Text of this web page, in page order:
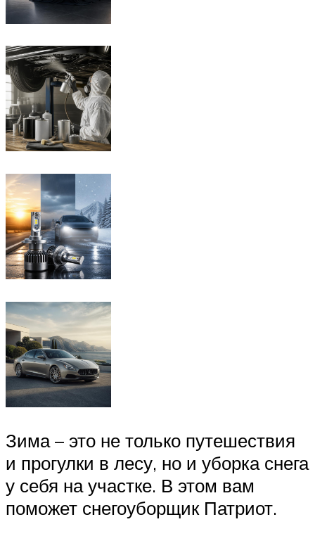
Зима – это не только путешествия
и прогулки в лесу, но и уборка снега
у себя на участке. В этом вам
поможет снегоуборщик Патриот.